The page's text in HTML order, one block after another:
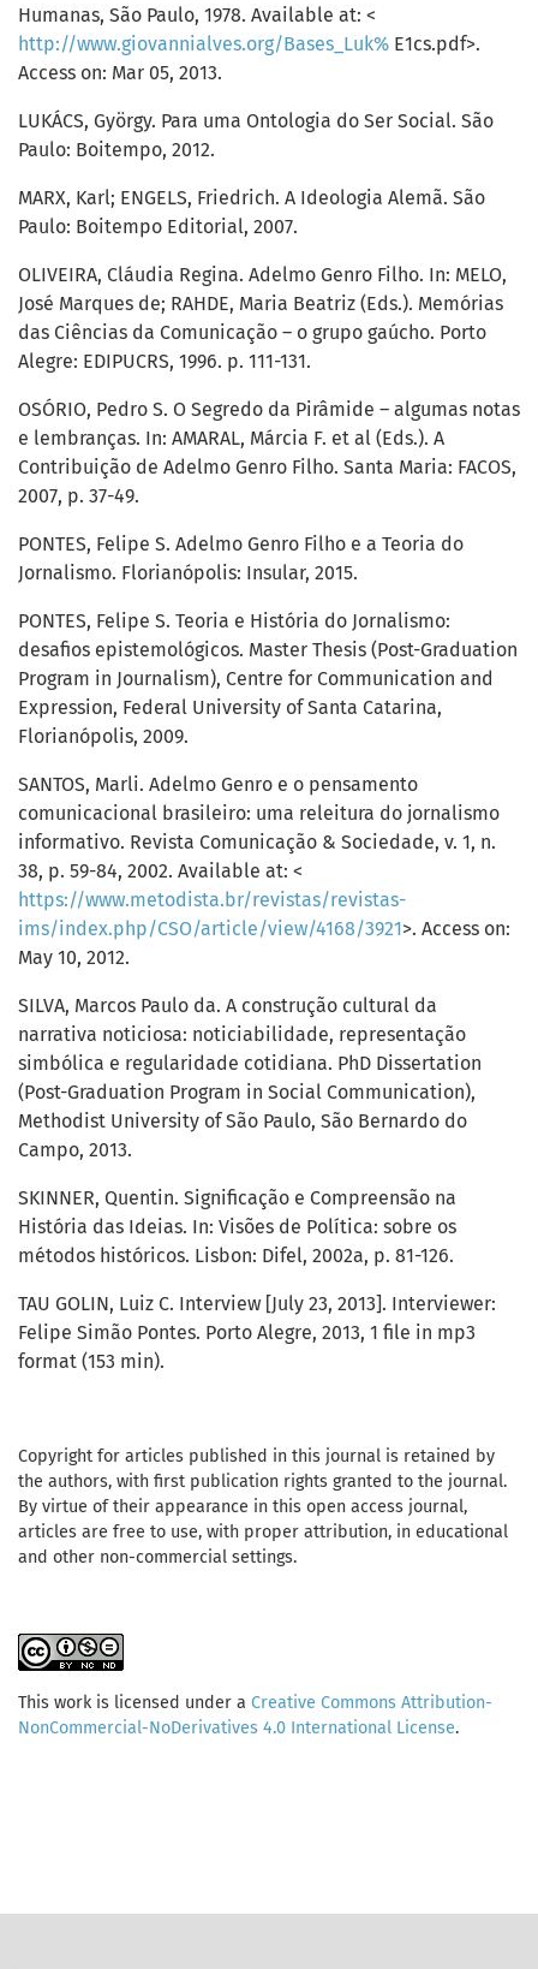
Humanas, São Paulo, 1978. Available at: <
http://www.giovannialves.org/Bases_Luk% E1cs.pdf>.
Access on: Mar 05, 2013.
LUKÁCS, György. Para uma Ontologia do Ser Social. São
Paulo: Boitempo, 2012.
MARX, Karl; ENGELS, Friedrich. A Ideologia Alemã. São
Paulo: Boitempo Editorial, 2007.
OLIVEIRA, Cláudia Regina. Adelmo Genro Filho. In: MELO,
José Marques de; RAHDE, Maria Beatriz (Eds.). Memórias
das Ciências da Comunicação – o grupo gaúcho. Porto
Alegre: EDIPUCRS, 1996. p. 111-131.
OSÓRIO, Pedro S. O Segredo da Pirâmide – algumas notas
e lembranças. In: AMARAL, Márcia F. et al (Eds.). A
Contribuição de Adelmo Genro Filho. Santa Maria: FACOS,
2007, p. 37-49.
PONTES, Felipe S. Adelmo Genro Filho e a Teoria do
Jornalismo. Florianópolis: Insular, 2015.
PONTES, Felipe S. Teoria e História do Jornalismo:
desafios epistemológicos. Master Thesis (Post-Graduation
Program in Journalism), Centre for Communication and
Expression, Federal University of Santa Catarina,
Florianópolis, 2009.
SANTOS, Marli. Adelmo Genro e o pensamento
comunicacional brasileiro: uma releitura do jornalismo
informativo. Revista Comunicação & Sociedade, v. 1, n.
38, p. 59-84, 2002. Available at: <
https://www.metodista.br/revistas/revistas-
ims/index.php/CSO/article/view/4168/3921>. Access on:
May 10, 2012.
SILVA, Marcos Paulo da. A construção cultural da
narrativa noticiosa: noticiabilidade, representação
simbólica e regularidade cotidiana. PhD Dissertation
(Post-Graduation Program in Social Communication),
Methodist University of São Paulo, São Bernardo do
Campo, 2013.
SKINNER, Quentin. Significação e Compreensão na
História das Ideias. In: Visões de Política: sobre os
métodos históricos. Lisbon: Difel, 2002a, p. 81-126.
TAU GOLIN, Luiz C. Interview [July 23, 2013]. Interviewer:
Felipe Simão Pontes. Porto Alegre, 2013, 1 file in mp3
format (153 min).
Copyright for articles published in this journal is retained by
the authors, with first publication rights granted to the journal.
By virtue of their appearance in this open access journal,
articles are free to use, with proper attribution, in educational
and other non-commercial settings.
This work is licensed under a Creative Commons Attribution-
NonCommercial-NoDerivatives 4.0 International License.